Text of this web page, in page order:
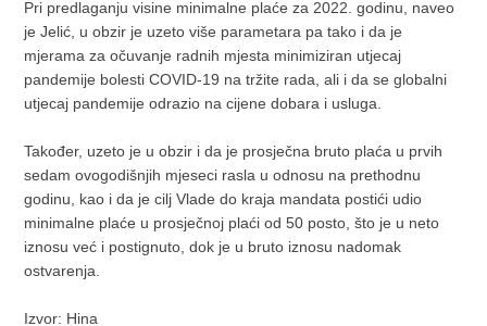
Pri predlaganju visine minimalne plaće za 2022. godinu, naveo
je Jelić, u obzir je uzeto više parametara pa tako i da je
mjerama za očuvanje radnih mjesta minimiziran utjecaj
pandemije bolesti COVID-19 na tržite rada, ali i da se globalni
utjecaj pandemije odrazio na cijene dobara i usluga.
Također, uzeto je u obzir i da je prosječna bruto plaća u prvih
sedam ovogodišnjih mjeseci rasla u odnosu na prethodnu
godinu, kao i da je cilj Vlade do kraja mandata postići udio
minimalne plaće u prosječnoj plaći od 50 posto, što je u neto
iznosu već i postignuto, dok je u bruto iznosu nadomak
ostvarenja.
Izvor: Hina